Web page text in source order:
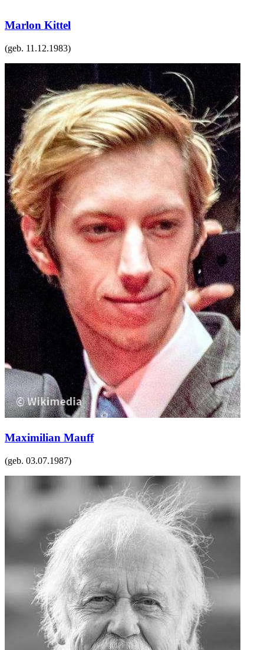
Marlon Kittel
(geb. 11.12.1983)
Maximilian Mauff
(geb. 03.07.1987)